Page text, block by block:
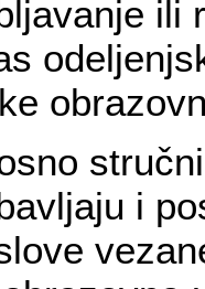
ili
i